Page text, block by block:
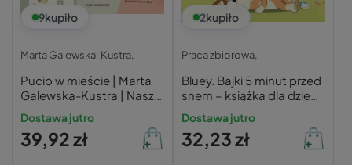
9kupiło
Marta Galewska-Kustra,
Pucio w mieście | Marta
Galewska-Kustra | Nasza
Księgarnia
Dostawa jutro
39,92 zł
2kupiło
Praca zbiorowa,
Bluey. Bajki 5 minut przed
snem – książka dla dzieci
3+
Dostawa jutro
32,23 zł